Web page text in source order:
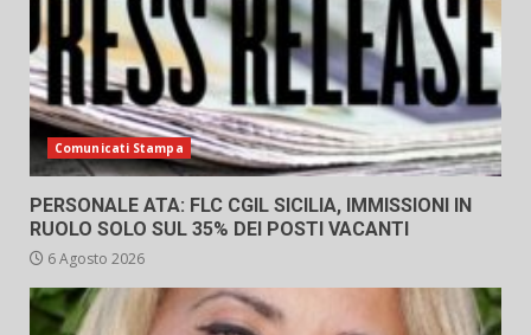
Comunicati Stampa
PERSONALE ATA: FLC CGIL SICILIA, IMMISSIONI IN
RUOLO SOLO SUL 35% DEI POSTI VACANTI
6 Agosto 2026